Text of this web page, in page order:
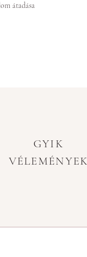
átadása
GYIK
VÉLEMÉNYEK